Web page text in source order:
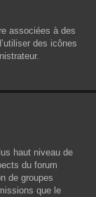
associées à des
des icônes
haut niveau de
du forum
de groupes
que le